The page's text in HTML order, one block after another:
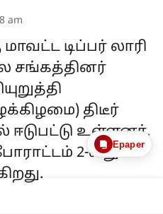
am
டிப்பர் லாரி
சங்கத்தினர்
திடீர்
ஈடுபட்டு உள்ளனர்.
2-வது
Epaper